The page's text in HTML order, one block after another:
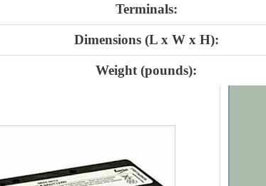
Terminals:
Dimensions (L x W x H):
Weight (pounds):